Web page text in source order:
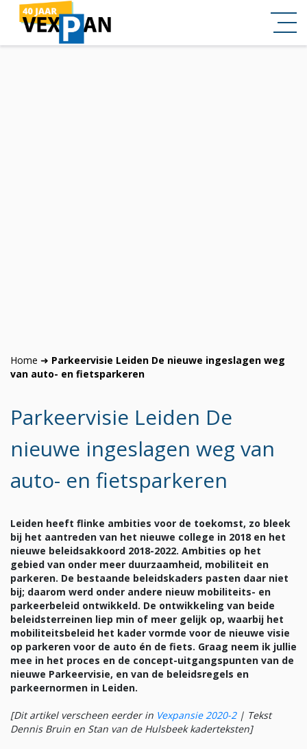
Home ➜ Parkeervisie Leiden De nieuwe ingeslagen weg
van auto- en fietsparkeren
Parkeervisie Leiden De
nieuwe ingeslagen weg van
auto- en fietsparkeren
Leiden heeft flinke ambities voor de toekomst, zo bleek
bij het aantreden van het nieuwe college in 2018 en het
nieuwe beleidsakkoord 2018-2022. Ambities op het
gebied van onder meer duurzaamheid, mobiliteit en
parkeren. De bestaande beleidskaders pasten daar niet
bij; daarom werd onder andere nieuw mobiliteits- en
parkeerbeleid ontwikkeld. De ontwikkeling van beide
beleidsterreinen liep min of meer gelijk op, waarbij het
mobiliteitsbeleid het kader vormde voor de nieuwe visie
op parkeren voor de auto én de fiets. Graag neem ik jullie
mee in het proces en de concept-uitgangspunten van de
nieuwe Parkeervisie, en van de beleidsregels en
parkeernormen in Leiden.
[Dit artikel verscheen eerder in Vexpansie 2020-2| Tekst
Dennis Bruin en Stan van de Hulsbeek kaderteksten]